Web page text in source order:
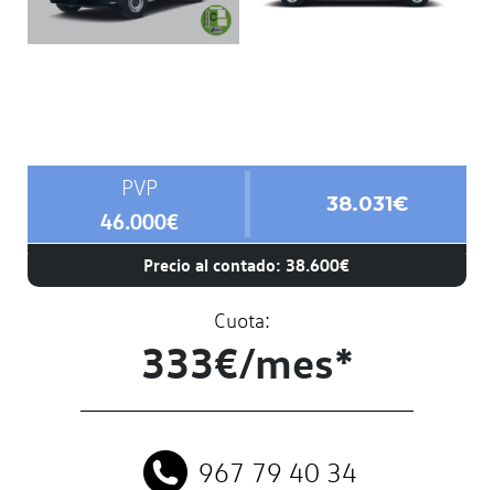
PVP
46.000€
38.031€
Precio al contado: 38.600€
Cuota:
333€/mes*
967 79 40 34